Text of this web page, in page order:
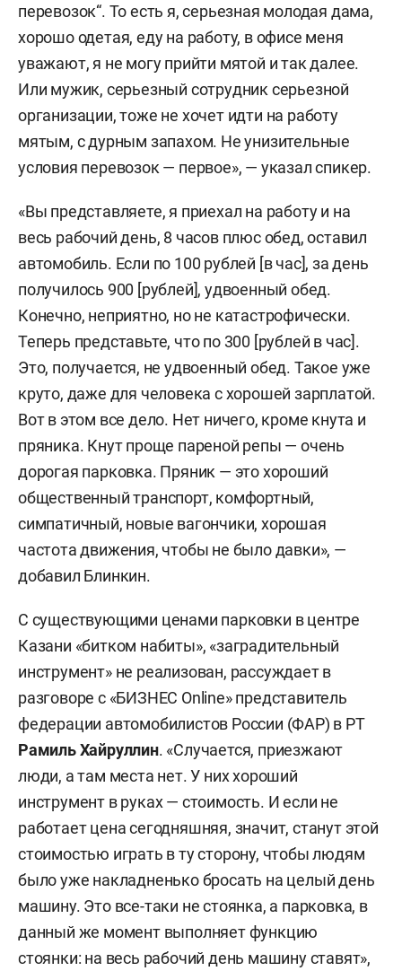
перевозок“. То есть я, серьезная молодая дама,
хорошо одетая, еду на работу, в офисе меня
уважают, я не могу прийти мятой и так далее.
Или мужик, серьезный сотрудник серьезной
организации, тоже не хочет идти на работу
мятым, с дурным запахом. Не унизительные
условия перевозок — первое», — указал спикер.
«Вы представляете, я приехал на работу и на
весь рабочий день, 8 часов плюс обед, оставил
автомобиль. Если по 100 рублей [в час], за день
получилось 900 [рублей], удвоенный обед.
Конечно, неприятно, но не катастрофически.
Теперь представьте, что по 300 [рублей в час].
Это, получается, не удвоенный обед. Такое уже
круто, даже для человека с хорошей зарплатой.
Вот в этом все дело. Нет ничего, кроме кнута и
пряника. Кнут проще пареной репы — очень
дорогая парковка. Пряник — это хороший
общественный транспорт, комфортный,
симпатичный, новые вагончики, хорошая
частота движения, чтобы не было давки», —
добавил Блинкин.
С существующими ценами парковки в центре
Казани «битком набиты», «заградительный
инструмент» не реализован, рассуждает в
разговоре с «БИЗНЕС Online» представитель
федерации автомобилистов России (ФАР) в РТ
Рамиль Хайруллин. «Случается, приезжают
люди, а там места нет. У них хороший
инструмент в руках — стоимость. И если не
работает цена сегодняшняя, значит, станут этой
стоимостью играть в ту сторону, чтобы людям
было уже накладненько бросать на целый день
машину. Это все-таки не стоянка, а парковка, в
данный же момент выполняет функцию
стоянки: на весь рабочий день машину ставят»,